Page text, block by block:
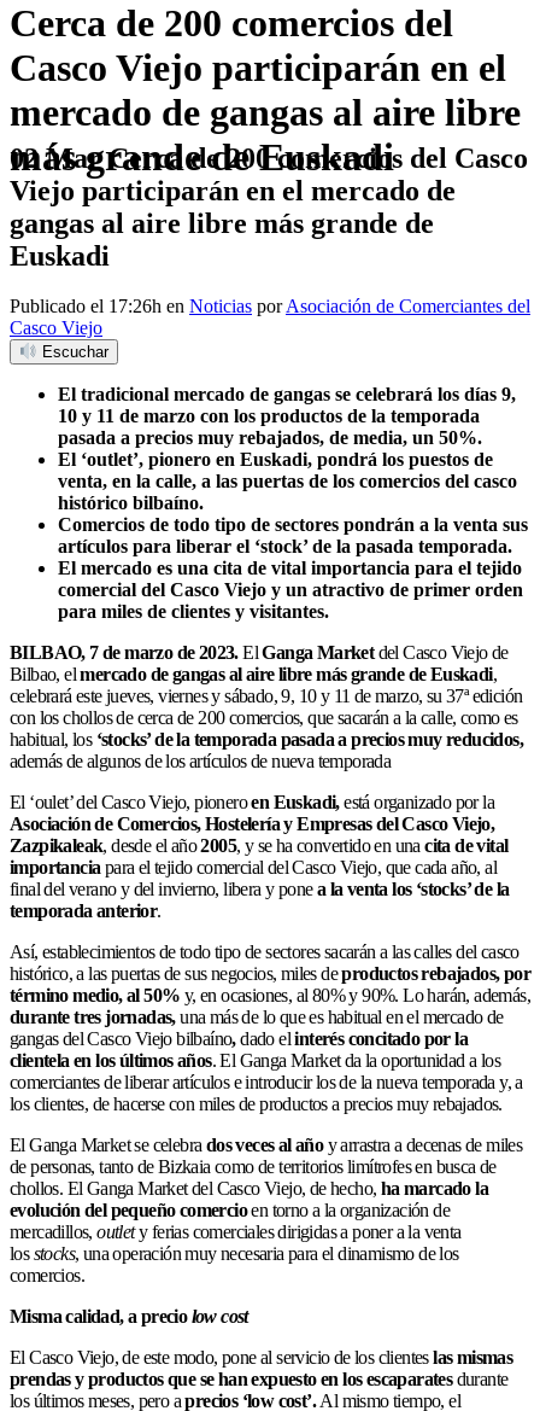
Cerca de 200 comercios del
Casco Viejo participarán en el
mercado de gangas al aire libre
más grande de Euskadi
02 MarCerca de 200 comercios del Casco
Viejo participarán en el mercado de
gangas al aire libre más grande de
Euskadi
Publicado el 17:26h en Noticias porAsociación de Comerciantes del
Casco Viejo
Escuchar
El tradicional mercado de gangas se celebrará los días 9,
10 y 11 de marzo con los productos de la temporada
pasada a precios muy rebajados, de media, un 50%.
El ‘outlet’, pionero en Euskadi, pondrá los puestos de
venta, en la calle, a las puertas de los comercios del casco
histórico bilbaíno.
Comercios de todo tipo de sectores pondrán a la venta sus
artículos para liberar el ‘stock’ de la pasada temporada.
El mercado es una cita de vital importancia para el tejido
comercial del Casco Viejo y un atractivo de primer orden
para miles de clientes y visitantes.
BILBAO, 7 de marzo de 2023.ElGanga Marketdel Casco Viejo de
Bilbao, elmercado de gangas al aire libre más grande de Euskadi,
celebrará este jueves, viernes y sábado, 9, 10 y 11 de marzo, su 37ª edición
con los chollos de cerca de 200 comercios, que sacarán a la calle, como es
habitual, los ‘stocks’ de la temporada pasada a precios muy reducidos,
además de algunos de los artículos de nueva temporada
El ‘oulet’ del Casco Viejo, pioneroen Euskadi,está organizado por la
Asociación de Comercios, Hostelería y Empresas del Casco Viejo,
Zazpikaleak, desde el año2005, y se ha convertido en unacita de vital
importanciapara el tejido comercial del Casco Viejo, que cada año, al
final del verano y del invierno, libera y ponea la venta los ‘stocks’ de la
temporada anterior.
Así, establecimientos de todo tipo de sectores sacarán a las calles del casco
histórico, a las puertas de sus negocios, miles deproductos rebajados, por
término medio, al 50% y, en ocasiones, al 80% y 90%. Lo harán, además,
durante tres jornadas,una más de lo que es habitual en el mercado de
gangas del Casco Viejo bilbaíno,dado elinterés concitado por la
clientela en los últimos años. El Ganga Market da la oportunidad a los
comerciantes de liberar artículos e introducir los de la nueva temporada y, a
los clientes, de hacerse con miles de productos a precios muy rebajados.
El Ganga Market se celebrados veces al añoy arrastra a decenas de miles
de personas, tanto de Bizkaia como de territorios limítrofes en busca de
chollos. El Ganga Market del Casco Viejo, de hecho, ha marcado la
evolución del pequeño comercioen torno a la organización de
mercadillos,outlety ferias comerciales dirigidas a poner a la venta
losstocks, una operación muy necesaria para el dinamismo de los
comercios.
Misma calidad, a preciolow cost
El Casco Viejo, de este modo, pone al servicio de los clienteslas mismas
prendas y productos que se han expuesto en los escaparatesdurante
los últimos meses, pero aprecios ‘low cost’.Al mismo tiempo, el